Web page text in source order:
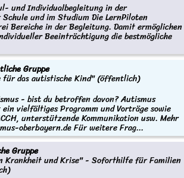
und Individualbegleitung in der
und im Studium Die LernPiloten
Bereiche in der Begleitung. Damit ermöglichen
Beeinträchtigung die bestmögliche
Gruppe
das autistische Kind" (öffentlich)
- bist du betroffen davon? Autismus
vielfältiges Programm und Vorträge sowie
unterstützende Kommunikation usw. Mehr
oberbayern.de Für weitere Frag...
Gruppe
Krankheit und Krise" - Soforthilfe für Familien